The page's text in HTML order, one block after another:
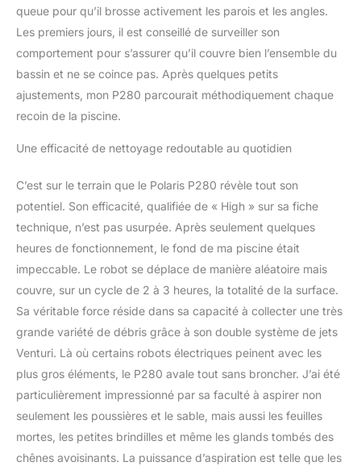
queue pour qu’il brosse activement les parois et les angles.
Les premiers jours, il est conseillé de surveiller son
comportement pour s’assurer qu’il couvre bien l’ensemble du
bassin et ne se coince pas. Après quelques petits
ajustements, mon P280 parcourait méthodiquement chaque
recoin de la piscine.
Une efficacité de nettoyage redoutable au quotidien
C’est sur le terrain que le Polaris P280 révèle tout son
potentiel. Son efficacité, qualifiée de « High » sur sa fiche
technique, n’est pas usurpée. Après seulement quelques
heures de fonctionnement, le fond de ma piscine était
impeccable. Le robot se déplace de manière aléatoire mais
couvre, sur un cycle de 2 à 3 heures, la totalité de la surface.
Sa véritable force réside dans sa capacité à collecter une très
grande variété de débris grâce à son double système de jets
Venturi. Là où certains robots électriques peinent avec les
plus gros éléments, le P280 avale tout sans broncher. J’ai été
particulièrement impressionné par sa faculté à aspirer non
seulement les poussières et le sable, mais aussi les feuilles
mortes, les petites brindilles et même les glands tombés des
chênes avoisinants. La puissance d’aspiration est telle que les